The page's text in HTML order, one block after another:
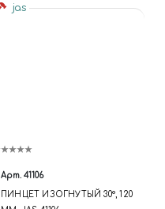
jas
Арт. 41106
ПИНЦЕТ ИЗОГНУТЫЙ 30°, 120